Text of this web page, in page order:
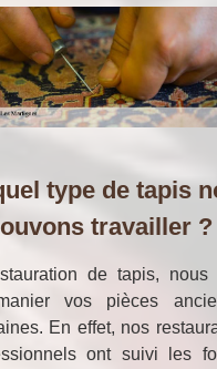
type de tapis
travailler ?
de tapis, nous
vos pièces
En effet, nos
ont suivi les